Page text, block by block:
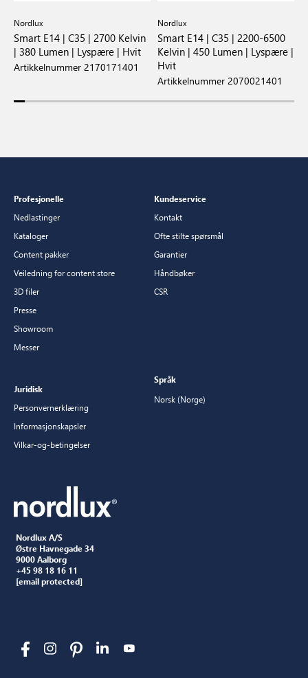
Nordlux
Smart E14 | C35 | 2700 Kelvin
| 380 Lumen | Lyspære | Hvit
Artikkelnummer 2170171401
Nordlux
Smart E14 | C35 | 2200-6500
Kelvin | 450 Lumen | Lyspære |
Hvit
Artikkelnummer 2070021401
Nordlux A/S
Østre Havnegade 34
9000 Aalborg
+45 98 18 16 11
[email protected]
Profesjonelle
Nedlastinger
Kataloger
Content pakker
Veiledning for content store
3D filer
Presse
Showroom
Messer
Kundeservice
Kontakt
Ofte stilte spørsmål
Garantier
Håndbøker
CSR
Juridisk
Personvernerklæring
Informasjonskapsler
Vilkar-og-betingelser
Språk
Norsk (Norge)